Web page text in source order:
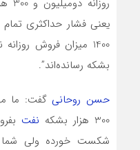
یعنی فشار حداکثری تمام
بشکه رسانده‌اند”.
حسن روحانی گفت: ما
300 هزار بشکه
نفت
شکست خورده ولی شما